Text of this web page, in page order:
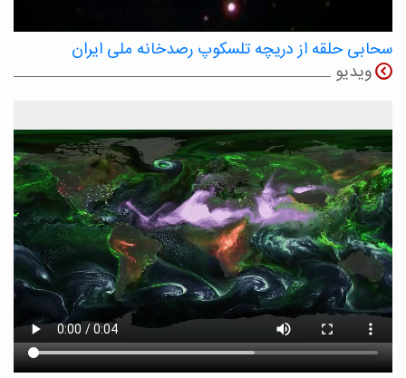
سحابی حلقه از دریچه تلسکوپ رصدخانه ملی ایران
ویدیو